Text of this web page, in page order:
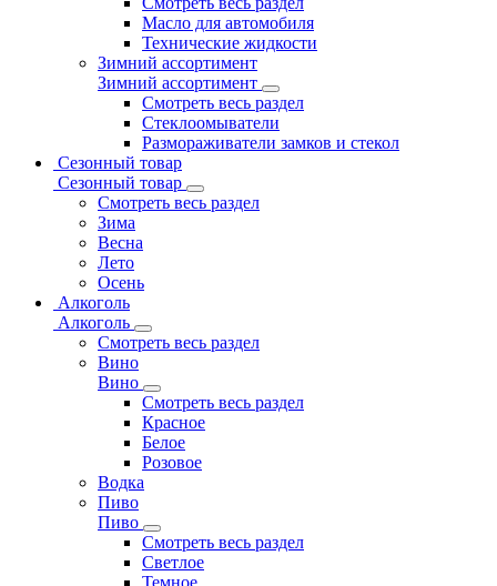
Масло для автомобиля
Технические жидкости
Зимний ассортимент
Зимний ассортимент
Смотреть весь раздел
Стеклоомыватели
Размораживатели замков и стекол
Сезонный товар
Сезонный товар
Смотреть весь раздел
Зима
Весна
Лето
Осень
Алкоголь
Алкоголь
Смотреть весь раздел
Вино
Вино
Смотреть весь раздел
Красное
Белое
Розовое
Водка
Пиво
Пиво
Смотреть весь раздел
Cветлое
Темное